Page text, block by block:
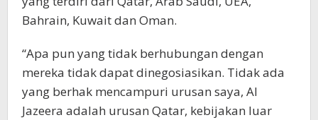
Bahrain, Kuwait dan Oman.
“Apa pun yang tidak berhubungan dengan
mereka tidak dapat dinegosiasikan. Tidak ada
yang berhak mencampuri urusan saya, Al
Jazeera adalah urusan Qatar, kebijakan luar